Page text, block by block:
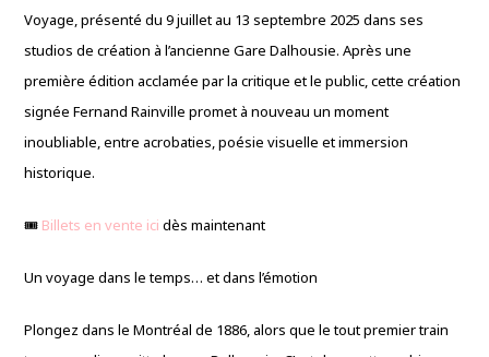
Voyage, présenté du 9 juillet au 13 septembre 2025 dans ses
studios de création à l’ancienne Gare Dalhousie. Après une
première édition acclamée par la critique et le public, cette création
signée Fernand Rainville promet à nouveau un moment
inoubliable, entre acrobaties, poésie visuelle et immersion
historique.
🎟 Billets en vente ici dès maintenant
Un voyage dans le temps… et dans l’émotion
Plongez dans le Montréal de 1886, alors que le tout premier train